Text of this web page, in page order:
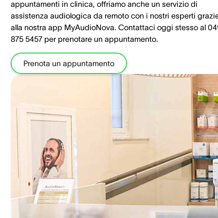
appuntamenti in clinica, offriamo anche un servizio di
assistenza audiologica da remoto con i nostri esperti
alla nostra app MyAudioNova. Contattaci oggi stesso al
875 5457 per prenotare un appuntamento.
Prenota un appuntamento